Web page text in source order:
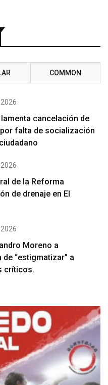
COMMON
cancelación de
falta de socialización
de la Reforma
de drenaje en El
Moreno a
de “estigmatizar” a
críticos.